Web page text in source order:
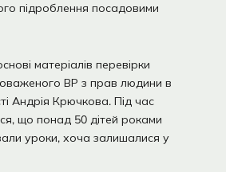
підроблення посадовими
матеріалів перевірки
ВР з прав людини в
Андрія Крючкова. Під час
що понад 50 дітей роками
уроки, хоча залишалися у